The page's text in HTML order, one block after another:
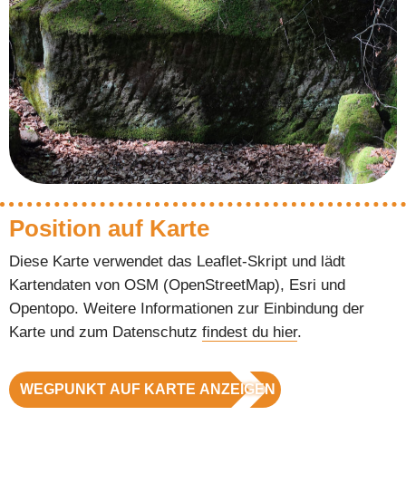
Position auf Karte
Diese Karte verwendet das Leaflet-Skript und lädt
Kartendaten von OSM (OpenStreetMap), Esri und
Opentopo. Weitere Informationen zur Einbindung der
Karte und zum Datenschutz findest du hier.
WEGPUNKT AUF KARTE ANZEIGEN